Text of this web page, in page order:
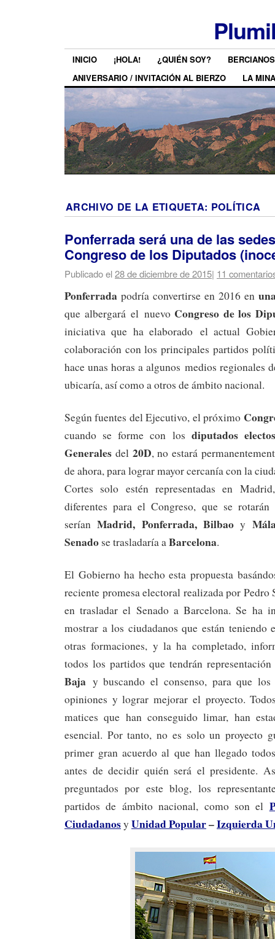
INICIO ¡HOLA! ¿QUIÉN SOY?
ANIVERSARIO / INVITACIÓN AL BIERZO
LA MINA
ARCHIVO DE LA ETIQUETA: POLÍTICA
Ponferrada será una de las
Congreso de los Diputados
Publicado el28 de diciembre de 2015| 11
Ponferrada podría convertirse en 2016 en
que albergará el nuevo Congreso de los
iniciativa que ha elaborado el actual
colaboración con los principales partidos
hace unas horas a algunos medios regionales
ubicaría, así como a otros de ámbito nacional.
Según fuentes del Ejecutivo, el próximo
cuando se forme con los diputados electos
Generales del 20D, no estará
de ahora, para lograr mayor cercanía con la
Cortes solo estén representadas en
diferentes para el Congreso, que se rotarán
seríanMadrid, Ponferrada, Bilbaoy
Senado se trasladaría aBarcelona.
El Gobierno ha hecho esta propuesta
reciente promesa electoral realizada por Pedro
en trasladar el Senado a Barcelona. Se ha
mostrar a los ciudadanos que están teniendo
otras formaciones, y la ha completado,
todos los partidos que tendrán
Baja y buscando el consenso, para que los
opiniones y lograr mejorar el proyecto.
matices que han conseguido limar, han
esencial. Por tanto, no es solo un proyecto
primer gran acuerdo al que han llegado
antes de decidir quién será el presidente.
preguntados por este blog, los
partidos de ámbito nacional, como son el
Ciudadanosy Unidad Popular–Izquierda